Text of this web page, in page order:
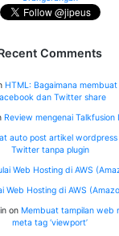
Comments
HTML: Bagaimana
dan Twitter share
Review mengenai Talkfusion
auto post artikel
Twitter tanpa plugin
Web Hosting di AWS
Web Hosting di AWS
on Membuat tampilan web
meta tag ‘viewport’